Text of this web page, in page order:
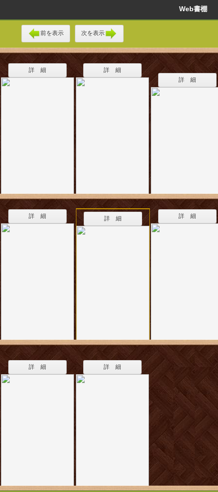
Web書棚
前を表示 次を表示
詳 細
詳 細
詳 細
詳 細 詳 細 詳 細
詳 細 詳 細